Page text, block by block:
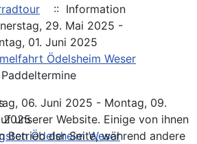
:: Information
29. Mai 2025 -
01. Juni 2025
Ödelsheim Weser
06. Juni 2025 - Montag, 09.
2025
Ödelsheim Weser
unserer Website. Einige von ihnen
Betrieb der Seite, während andere